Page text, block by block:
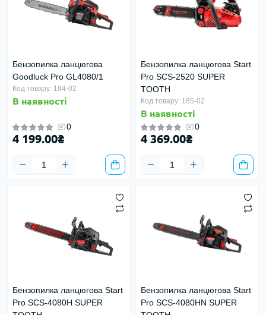
Бензопилка ланцюгова
Goodluck Pro GL4080/1
Код товару: 184-02
В наявності
0
4 199.00₴
Бензопилка ланцюгова Start
Pro SCS-2520 SUPER
TOOTH
Код товару: 185-02
В наявності
0
4 369.00₴
Бензопилка ланцюгова Start
Pro SCS-4080H SUPER
Бензопилка ланцюгова Start
Pro SCS-4080HN SUPER